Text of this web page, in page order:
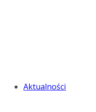
Aktualności